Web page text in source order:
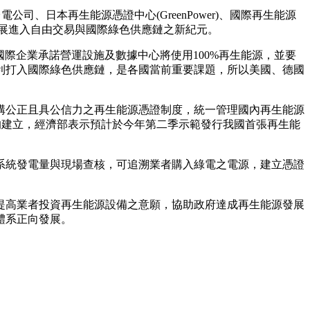
司、日本再生能源憑證中心(GreenPower)、國際再生能源
入自由交易與國際綠色供應鏈之新紀元。
企業承諾營運設施及數據中心將使用100%再生能源，並要
入國際綠色供應鏈，是各國當前重要課題，所以美國、德國
正且具公信力之再生能源憑證制度，統一管理國內再生能源
立，經濟部表示預計於今年第二季示範發行我國首張再生能
發電量與現場查核，可追溯業者購入綠電之電源，建立憑證
業者投資再生能源設備之意願，協助政府達成再生能源發展
正向發展。